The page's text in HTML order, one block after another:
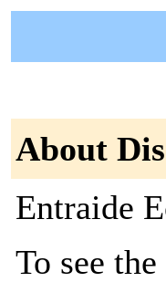
About
Entraide
To see